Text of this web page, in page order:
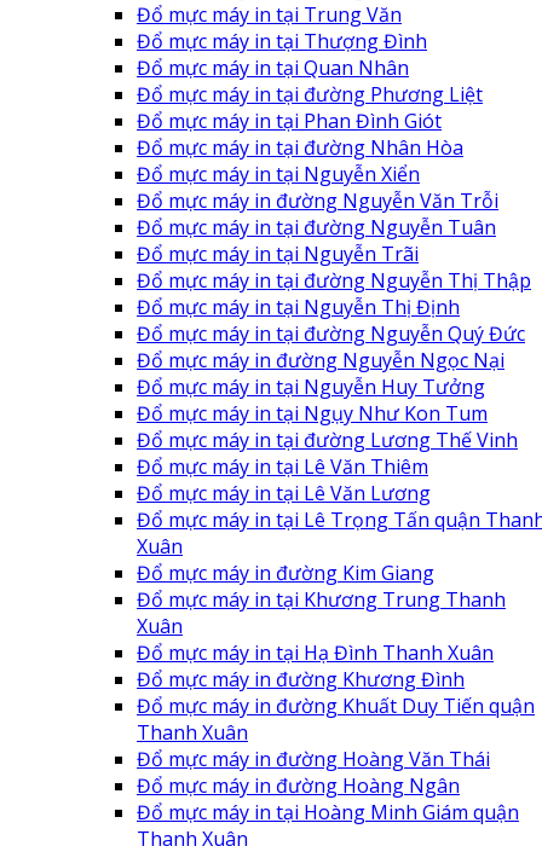
Đổ mực máy in tại Trung Văn
Đổ mực máy in tại Thượng Đình
Đổ mực máy in tại Quan Nhân
Đổ mực máy in tại đường Phương Liệt
Đổ mực máy in tại Phan Đình Giót
Đổ mực máy in tại đường Nhân Hòa
Đổ mực máy in tại Nguyễn Xiển
Đổ mực máy in đường Nguyễn Văn Trỗi
Đổ mực máy in tại đường Nguyễn Tuân
Đổ mực máy in tại Nguyễn Trãi
Đổ mực máy in tại đường Nguyễn Thị Thập
Đổ mực máy in tại Nguyễn Thị Định
Đổ mực máy in tại đường Nguyễn Quý Đức
Đổ mực máy in đường Nguyễn Ngọc Nại
Đổ mực máy in tại Nguyễn Huy Tưởng
Đổ mực máy in tại Ngụy Như Kon Tum
Đổ mực máy in tại đường Lương Thế Vinh
Đổ mực máy in tại Lê Văn Thiêm
Đổ mực máy in tại Lê Văn Lương
Đổ mực máy in tại Lê Trọng Tấn quận
Xuân
Đổ mực máy in đường Kim Giang
Đổ mực máy in tại Khương Trung Thanh
Xuân
Đổ mực máy in tại Hạ Đình Thanh Xuân
Đổ mực máy in đường Khương Đình
Đổ mực máy in đường Khuất Duy Tiến quận
Thanh Xuân
Đổ mực máy in đường Hoàng Văn Thái
Đổ mực máy in đường Hoàng Ngân
Đổ mực máy in tại Hoàng Minh Giám quận
Thanh Xuân